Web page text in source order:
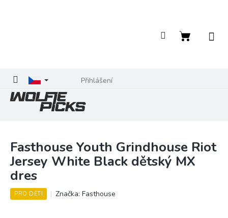
Přihlášení
Nákupní
Fasthouse Youth Grindhouse Riot
Jersey White Black dětský MX
dres
PRO DĚTI Značka: Fasthouse